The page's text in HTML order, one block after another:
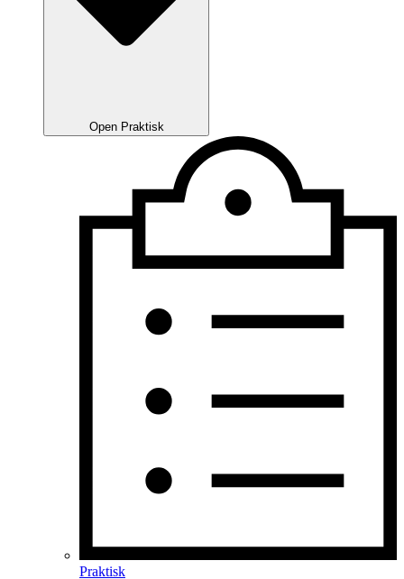
Open Praktisk
Praktisk